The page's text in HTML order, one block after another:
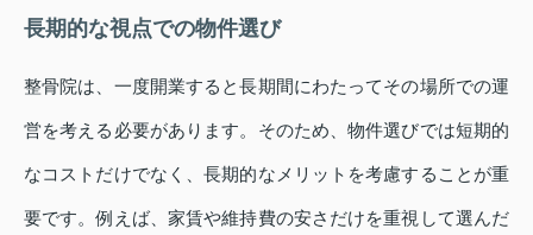
長期的な視点での物件選び
整骨院は、一度開業すると長期間にわたってその場所での運
営を考える必要があります。そのため、物件選びでは短期的
なコストだけでなく、長期的なメリットを考慮することが重
要です。例えば、家賃や維持費の安さだけを重視して選んだ